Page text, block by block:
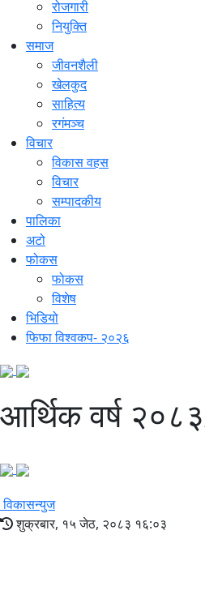
रोजगारी
नियुक्ति
समाज
जीवनशैली
खेलकुद
साहित्य
रगंमञ्च
विचार
विकास वहस
विचार
सम्पादकीय
पालिका
अटो
फोकस
फोकस
विशेष
भिडियो
फिफा विश्वकप- २०२६
आर्थिक वर्ष
विकासन्युज
शुक्रबार, १५ जेठ, २०८३ १६:०३